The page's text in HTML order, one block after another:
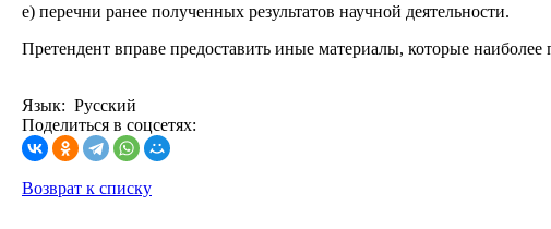
е) перечни ранее полученных результатов научной деятельности.
Претендент вправе предоставить иные материалы, которые
Язык: Русский
Поделиться в соцсетях:
Возврат к списку